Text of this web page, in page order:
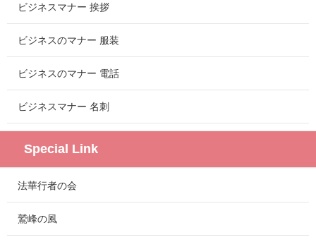
ビジネスマナー 挨拶
ビジネスのマナー 服装
ビジネスのマナー 電話
ビジネスマナー 名刺
Special Link
法華行者の会
鷲峰の風